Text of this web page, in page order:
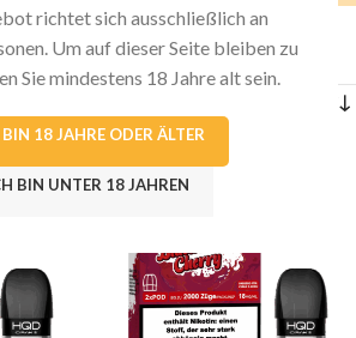
richtet sich ausschließlich an
Um auf dieser Seite bleiben zu
Sie mindestens 18 Jahre alt sein.
18 JAHRE ODER ÄLTER
BIN UNTER 18 JAHREN
Geschmack/Cherry
angezeigt